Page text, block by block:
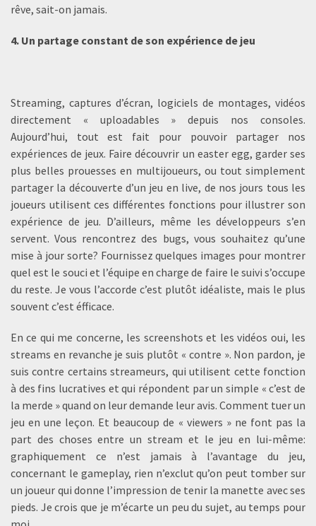
rêve, sait-on jamais.
4. Un partage constant de son expérience de jeu
Streaming, captures d’écran, logiciels de montages, vidéos
directement « uploadables » depuis nos consoles.
Aujourd’hui, tout est fait pour pouvoir partager nos
expériences de jeux. Faire découvrir un easter egg, garder ses
plus belles prouesses en multijoueurs, ou tout simplement
partager la découverte d’un jeu en live, de nos jours tous les
joueurs utilisent ces différentes fonctions pour illustrer son
expérience de jeu. D’ailleurs, même les développeurs s’en
servent. Vous rencontrez des bugs, vous souhaitez qu’une
mise à jour sorte? Fournissez quelques images pour montrer
quel est le souci et l’équipe en charge de faire le suivi s’occupe
du reste. Je vous l’accorde c’est plutôt idéaliste, mais le plus
souvent c’est éfficace.
En ce qui me concerne, les screenshots et les vidéos oui, les
streams en revanche je suis plutôt « contre ». Non pardon, je
suis contre certains streameurs, qui utilisent cette fonction
à des fins lucratives et qui répondent par un simple « c’est de
la merde » quand on leur demande leur avis. Comment tuer un
jeu en une leçon. Et beaucoup de « viewers » ne font pas la
part des choses entre un stream et le jeu en lui-même:
graphiquement ce n’est jamais à l’avantage du jeu,
concernant le gameplay, rien n’exclut qu’on peut tomber sur
un joueur qui donne l’impression de tenir la manette avec ses
pieds. Je crois que je m’écarte un peu du sujet, au temps pour